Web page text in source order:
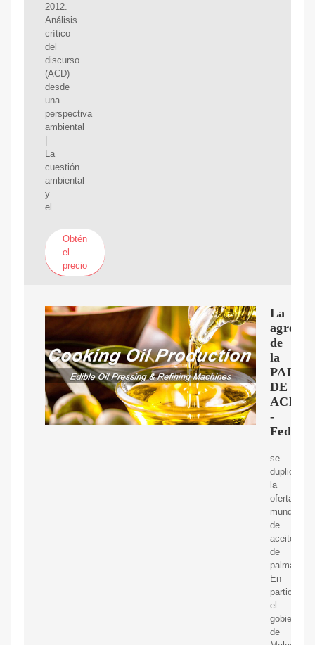
2012.
Análisis
crítico
del
discurso
(ACD)
desde
una
perspectiva
ambiental
La
cuestión
ambiental
y
el
Obtén
el
precio
La
de
la
DE
-
se
duplicó
la
oferta
mundial
de
aceite
de
palma.
En
particular,
el
gobierno
de